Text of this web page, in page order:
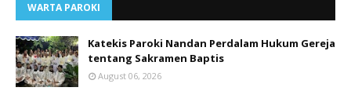
WARTA PAROKI
Katekis Paroki Nandan Perdalam Hukum Gereja
tentang Sakramen Baptis
August 06, 2026